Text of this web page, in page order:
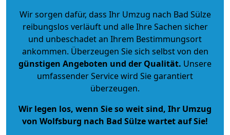
Wir sorgen dafür, dass Ihr Umzug nach Bad Sülze
reibungslos verläuft und alle Ihre Sachen sicher
und unbeschadet an Ihrem Bestimmungsort
ankommen. Überzeugen Sie sich selbst von den
günstigen Angeboten und der Qualität. Unsere
umfassender Service wird Sie garantiert
überzeugen.
Wir legen los, wenn Sie so weit sind, Ihr Umzug
von Wolfsburg nach Bad Sülze wartet auf Sie!